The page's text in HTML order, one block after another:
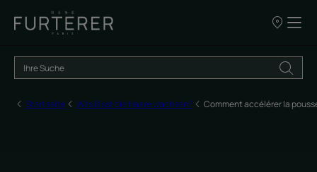
UNSERE
Startseite Was lässt die Haare wachsen? Comment accélérer la